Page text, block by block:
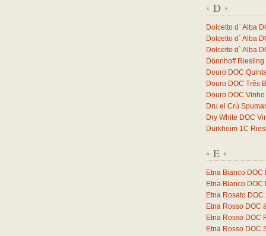
* D *
Dolcetto d` Alba
Dolcetto d` Alba
Dolcetto d` Alba
Dönnhoff
Douro DOC
Douro DOC Três
Douro DOC
Dru el Crù
Dry White DOC
Dürkheim 1C
* E *
Etna Bianco
Etna Bianco
Etna Rosato DOC
Etna Rosso DOC
Etna Rosso DOC
Etna Rosso DOC